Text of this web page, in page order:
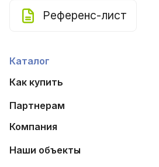
Референс-лист
Каталог
Как купить
Партнерам
Компания
Наши объекты